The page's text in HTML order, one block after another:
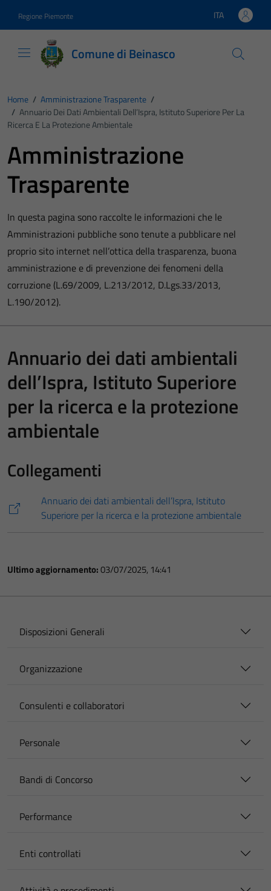
Regione Piemonte Lingua attiva:
ITA
Comune di Beinasco
Home / Amministrazione Trasparente /
/ Annuario Dei Dati Ambientali Dell’Ispra, Istituto Superiore Per La
Ricerca E La Protezione Ambientale
Amministrazione
Trasparente
In questa pagina sono raccolte le informazioni che le
Amministrazioni pubbliche sono tenute a pubblicare nel
proprio sito internet nell’ottica della trasparenza, buona
amministrazione e di prevenzione dei fenomeni della
corruzione (L.69/2009, L.213/2012, D.Lgs.33/2013,
L.190/2012).
Annuario dei dati ambientali
dell’Ispra, Istituto Superiore
per la ricerca e la protezione
ambientale
Collegamenti
Annuario dei dati ambientali dell’Ispra, Istituto
Superiore per la ricerca e la protezione ambientale
Ultimo aggiornamento:03/07/2025, 14:41
Disposizioni Generali
Organizzazione
Consulenti e collaboratori
Personale
Bandi di Concorso
Performance
Enti controllati